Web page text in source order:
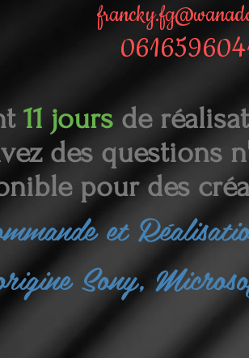
11 joursde
des questions
pour des
et
Sony,